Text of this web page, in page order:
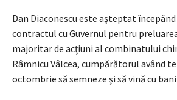
Dan Diaconescu este aşteptat
contractul cu Guvernul pentru
majoritar de acţiuni al combinatului
Râmnicu Vâlcea, cumpărătorul având
octombrie să semneze şi să vină cu